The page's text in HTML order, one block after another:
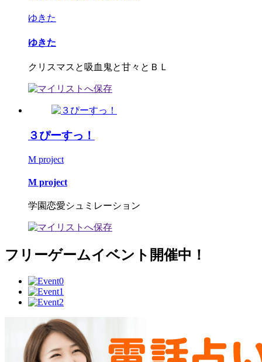
ゆきた
ゆきた
クリスマスと吸血鬼と甘々とＢＬ
３ぴーすっ！
M project
M project
学園恋愛シュミレーション
フリーゲームイベント開催中！